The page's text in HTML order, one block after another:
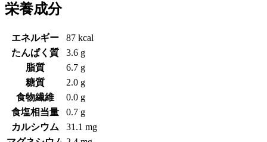
栄養成分
エネルギー
87 kcal
たんぱく質
3.6 g
脂質
6.7 g
糖質
2.0 g
食物繊維
0.0 g
食塩相当量
0.7 g
カルシウム
31.1 mg